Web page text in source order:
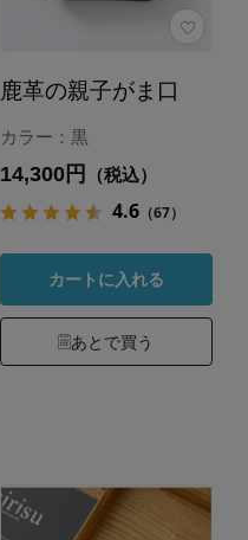
鹿革の親子がま口
カラー：黒
14,300円 （税込）
4.6（67）
カートに入れる
あとで買う